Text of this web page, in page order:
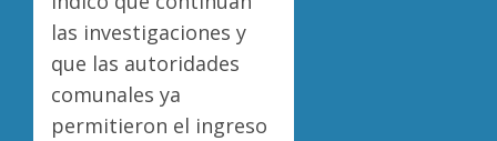
las investigaciones y
que las autoridades
comunales ya
permitieron el ingreso